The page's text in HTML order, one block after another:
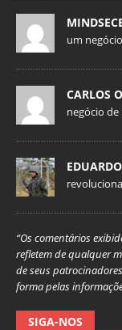
um
CARLOS
negócio de
“Os comentários
refletem de qualquer
de seus
forma pelas
SIGA-NOS